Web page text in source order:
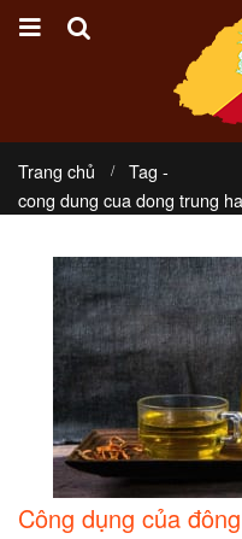
Trang chủ
Tag -
cong dung cua dong trung
Công dụng của